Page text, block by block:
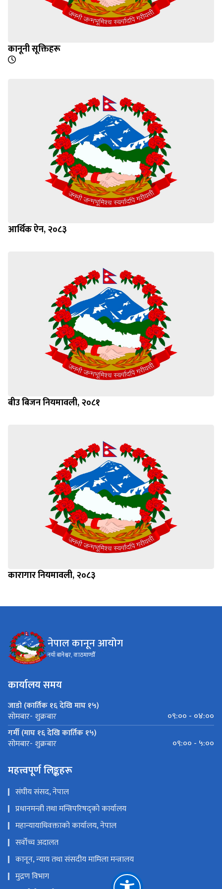
कानूनी सूक्तिहरू
आर्थिक ऐन, २०८३
बीउ बिजन नियमावली, २०८१
कारागार नियमावली, २०८३
नेपाल कानून आयोग
नयाँ बानेश्वर, काठमाण्डौँ
कार्यालय समय
जाडो (कार्तिक १६ देखि माघ १५)
सोमबार- शुक्रबार
०९:०० - ०४:००
गर्मी (माघ १६ देखि कार्तिक १५)
सोमबार- शुक्रबार ०९:०० - ५:००
महत्त्वपूर्ण लिङ्कहरू
संघीय संसद, नेपाल
प्रधानमन्त्री तथा मन्त्रिपरिषद्को कार्यालय
महान्यायाधिवक्ताको कार्यालय, नेपाल
सर्वोच्च अदालत
कानून, न्याय तथा संसदीय मामिला मन्त्रालय
मुद्रण विभाग